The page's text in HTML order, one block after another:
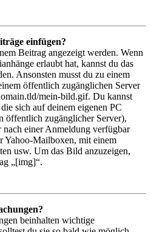
einfügen?
Beitrag angezeigt werden. Wenn
erlaubt hat, kannst du das
Ansonsten musst du zu einem
öffentlich zugänglichen Server
mein-bild.gif. Du kannst
sich auf deinem eigenen PC
öffentlich zugänglicher Server),
einer Anmeldung verfügbar
Yahoo-Mailboxen, mit einem
usw. Um das Bild anzuzeigen,
„[img]“.
beinhalten wichtige